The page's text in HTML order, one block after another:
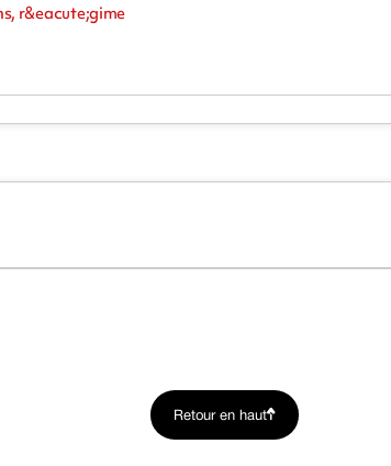
r&eacute;gime
Retour en haut